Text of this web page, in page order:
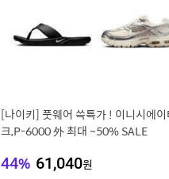
[나이키] 풋웨어 쓱특가 ! 이니시에이
크,P-6000 外 최대 ~50% SALE
44% 61,040원